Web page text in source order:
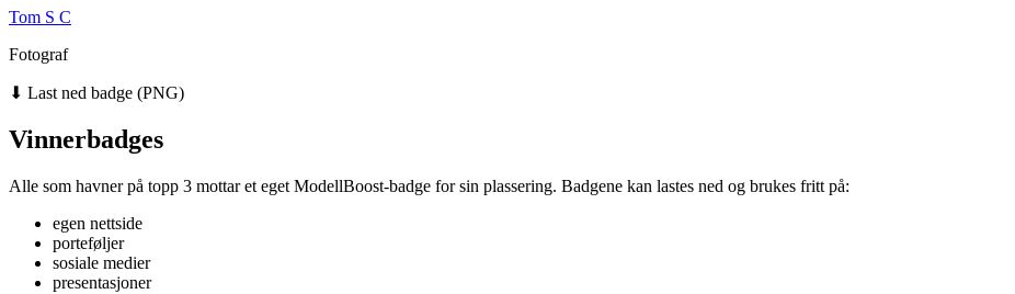
Tom S C
Fotograf
⬇ Last ned badge (PNG)
Vinnerbadges
Alle som havner på topp 3 mottar et eget ModellBoost-badge for sin plassering. Badgene kan lastes ned og brukes fritt på:
egen nettside
port­ef­øljer
sosiale medier
presentasjoner